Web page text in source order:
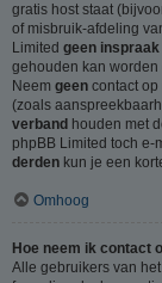
gratis host staat
of misbruik-afdeling
Limited geen inspraak
gehouden kan worden
Neem geen contact
(zoals
verband houden met
phpBB Limited toch e-
derden kun je een
Omhoog
Hoe neem ik contact
Alle gebruikers van